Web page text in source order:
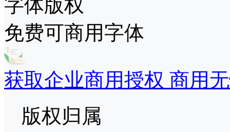
字体版权
免费可商用字体
获取企业商用授权 商用
版权归属